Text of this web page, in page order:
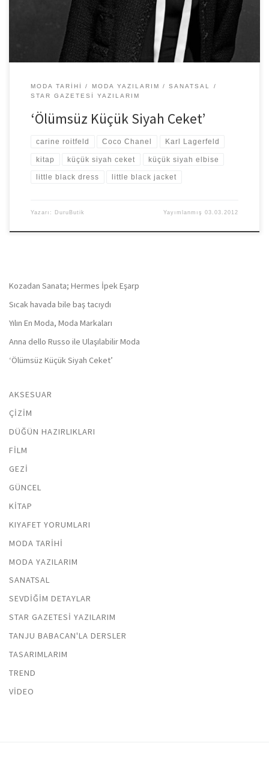
MODA TARIHI MODA YAZILARIM
SANATSAL
STAR GAZETESI YAZILARIM
‘Ölümsüz Küçük Siyah Ceket’
carine roitfeld Coco Chanel Karl Lagerfeld
kitap küçük siyah ceket küçük siyah elbise
little black dress little black jacket
Yazarı: DuruButik Yayımlanmış03.03.2012
Kozadan Sanata; Hermes İpek Eşarp
Sıcak havada bile baş tacıydı
Yılın En Moda, Moda Markaları
Anna dello Russo ile Ulaşılabilir Moda
‘Ölümsüz Küçük Siyah Ceket’
AKSESUAR
ÇIZIM
DÜĞÜN HAZIRLIKLARI
FILM
GEZI
GÜNCEL
KITAP
KIYAFET YORUMLARI
MODA TARIHI
MODA YAZILARIM
SANATSAL
SEVDIĞIM DETAYLAR
STAR GAZETESI YAZILARIM
TANJU BABACAN'LA DERSLER
TASARIMLARIM
TREND
VIDEO